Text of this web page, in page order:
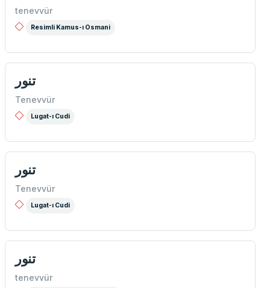
tenevvür
Resimli Kamus-ı Osmani
تنور
Tenevvür
Lugat-ı Cudi
تنور
Tenevvür
Lugat-ı Cudi
تنور
tenevvür